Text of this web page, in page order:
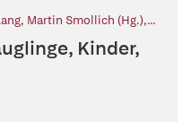
, Martin Smollich (Hg.),
,Gabriele Holst (Mitarb.),
Kinder,